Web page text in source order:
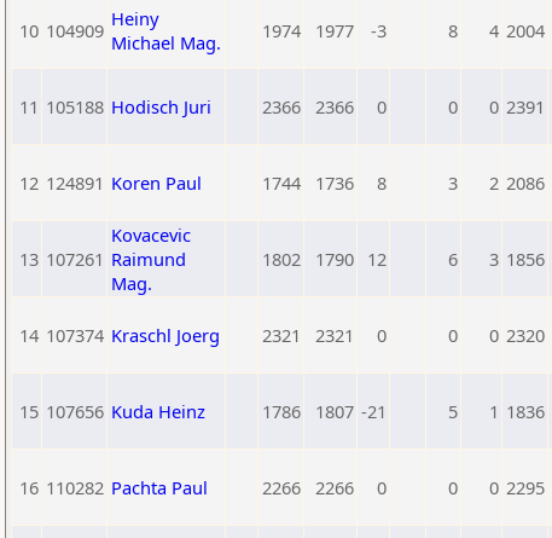
10 104909 Heiny
Michael Mag.
1974 1977 -3 8 4 2004
11 105188 Hodisch Juri 2366 2366 0 0 0 2391
12 124891 Koren Paul 1744 1736 8 3 2 2086
13 107261
Kovacevic
Raimund
Mag.
1802 1790 12 6 3 1856
14 107374 Kraschl Joerg 2321 2321 0 0 0 2320
15 107656 Kuda Heinz 1786 1807 -21 5 1 1836
16 110282 Pachta Paul 2266 2266 0 0 0 2295